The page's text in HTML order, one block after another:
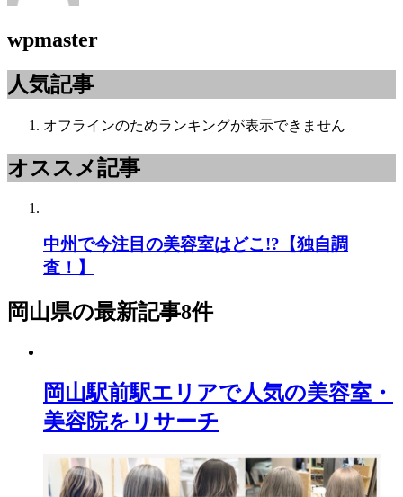
wpmaster
人気記事
オフラインのためランキングが表示できません
オススメ記事
中州で今注目の美容室はどこ!?【独自調
査！】
岡山県の最新記事8件
岡山駅前駅エリアで人気の美容室・
美容院をリサーチ